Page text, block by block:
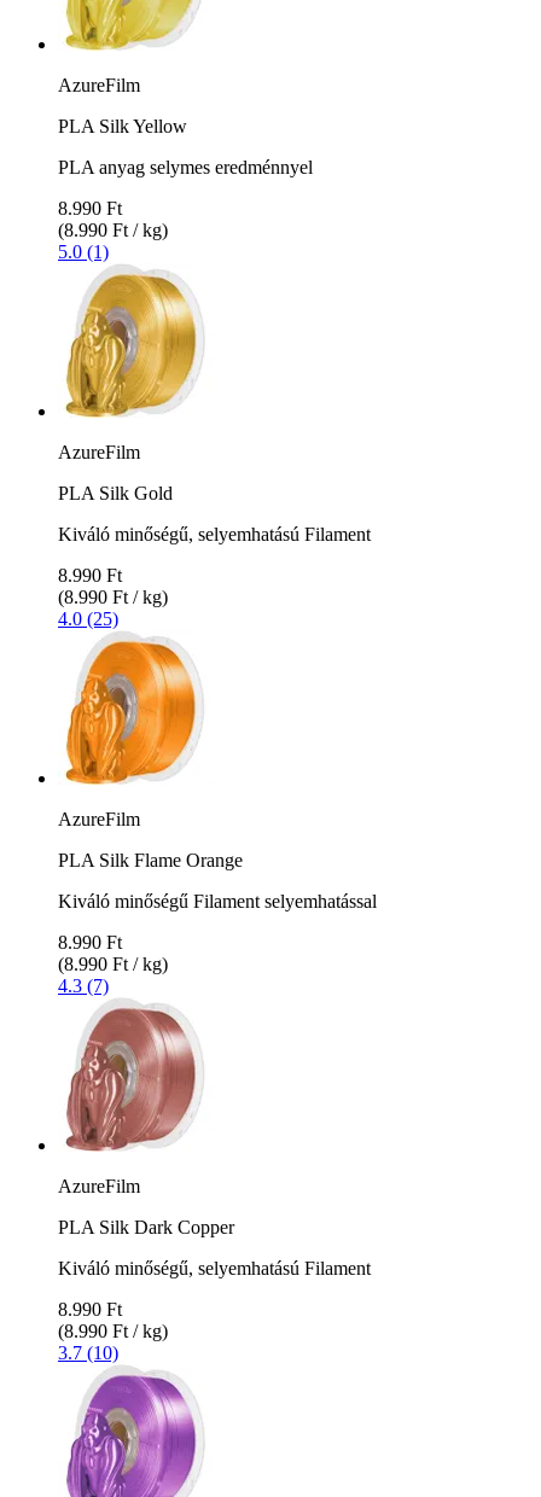
AzureFilm
PLA Silk Yellow
PLA anyag selymes eredménnyel
8.990 Ft
(8.990 Ft / kg)
5.0 (1)
AzureFilm
PLA Silk Gold
Kiváló minőségű, selyemhatású Filament
8.990 Ft
(8.990 Ft / kg)
4.0 (25)
AzureFilm
PLA Silk Flame Orange
Kiváló minőségű Filament selyemhatással
8.990 Ft
(8.990 Ft / kg)
4.3 (7)
AzureFilm
PLA Silk Dark Copper
Kiváló minőségű, selyemhatású Filament
8.990 Ft
(8.990 Ft / kg)
3.7 (10)